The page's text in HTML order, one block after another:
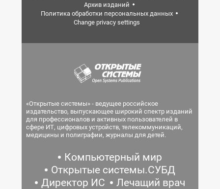
Архив изданий
Политика обработки персональных данных
Change privacy settings
«Открытые системы» - ведущее российское
издательство, выпускающее широкий спектр изданий
для профессионалов и активных пользователей в
сфере ИТ, цифровых устройств, телекоммуникаций,
медицины и полиграфии, журналы для детей.
Компьютерный мир
Открытые системы.СУБД
Директор ИС
Лечащий врач